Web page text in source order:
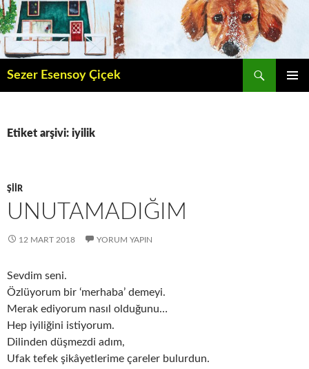
İçeriğe
atla
Sezer Esensoy Çiçek
Etiket arşivi: iyilik
ŞIIR
UNUTAMADIĞIM
12 MART 2018 YORUM YAPIN
Sevdim seni.
Özlüyorum bir ‘merhaba’ demeyi.
Merak ediyorum nasıl olduğunu…
Hep iyiliğini istiyorum.
Dilinden düşmezdi adım,
Ufak tefek şikâyetlerime çareler bulurdun.